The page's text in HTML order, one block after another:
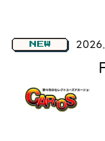
NEW